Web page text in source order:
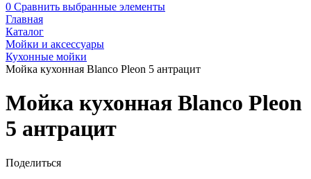
0 Сравнить выбранные элементы
Главная
Каталог
Мойки и аксессуары
Кухонные мойки
Мойка кухонная Blanco Pleon 5 антрацит
Мойка кухонная Blanco Pleon
5 антрацит
Поделиться